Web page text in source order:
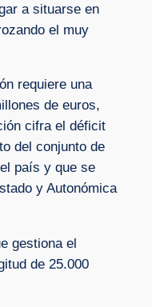
a situarse en
el muy
requiere una
de euros,
cifra el déficit
del conjunto de
país y que se
y Autonómica
gestiona el
de 25.000